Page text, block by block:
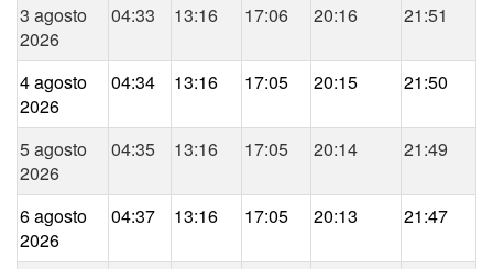
3 agosto
2026
04:33 13:16 17:06 20:16 21:51
4 agosto
2026
04:34 13:16 17:05 20:15 21:50
5 agosto
2026
04:35 13:16 17:05 20:14 21:49
6 agosto
2026
04:37 13:16 17:05 20:13 21:47